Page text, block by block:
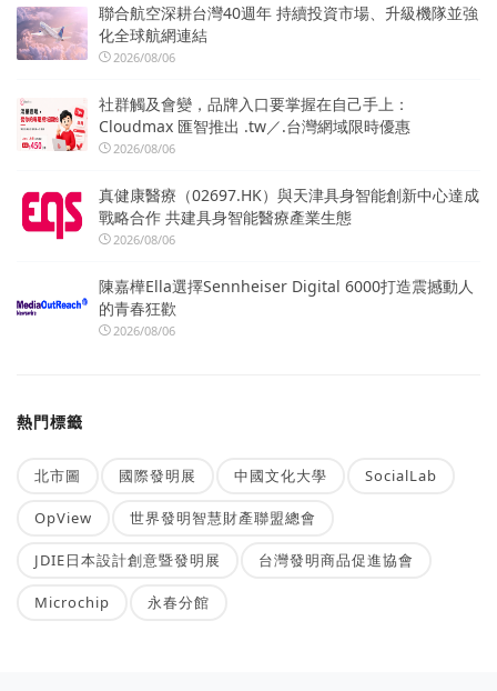
聯合航空深耕台灣40週年 持續投資市場、升級機隊並強
化全球航網連結
2026/08/06
社群觸及會變，品牌入口要掌握在自己手上：
Cloudmax 匯智推出 .tw／.台灣網域限時優惠
2026/08/06
真健康醫療（02697.HK）與天津具身智能創新中心達成
戰略合作 共建具身智能醫療產業生態
2026/08/06
陳嘉樺Ella選擇Sennheiser Digital 6000打造震撼動人
的青春狂歡
2026/08/06
熱門標籤
北市圖 國際發明展 中國文化大學 SocialLab
OpView 世界發明智慧財產聯盟總會
JDIE日本設計創意暨發明展 台灣發明商品促進協會
Microchip 永春分館